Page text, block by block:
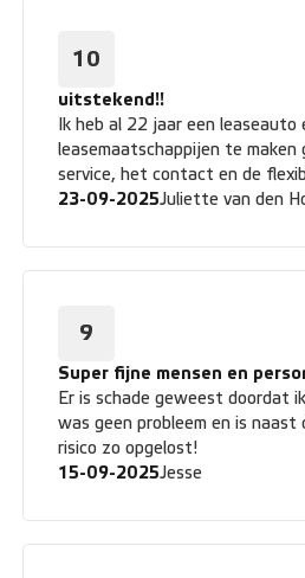
10
uitstekend!!
Ik heb al 22 jaar een leaseauto
leasemaatschappijen te maken
service, het contact en de
bovengemiddeld!
23-09-2025Juliette van den
9
Super fijne mensen en
Er is schade geweest doordat
was geen probleem en is naast
risico zo opgelost!
15-09-2025Jesse